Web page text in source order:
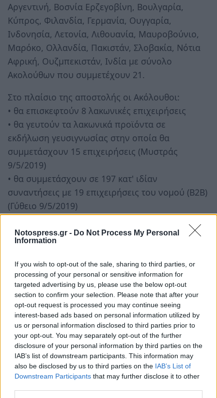
Notospress.gr - Do Not Process My Personal
Information
If you wish to opt-out of the sale, sharing to third parties, or
processing of your personal or sensitive information for
targeted advertising by us, please use the below opt-out
section to confirm your selection. Please note that after your
opt-out request is processed you may continue seeing
interest-based ads based on personal information utilized by
us or personal information disclosed to third parties prior to
your opt-out. You may separately opt-out of the further
disclosure of your personal information by third parties on the
IAB’s list of downstream participants. This information may
also be disclosed by us to third parties on the IAB’s List of
Downstream Participants that may further disclose it to other
Αργεντινή, Βοσνία Ερζεγοβίνη, Βουλγαρία,
Κύπρος, Φιλανδία, Γερμανία, Ουγγαρία,
Ινδονησία, Λετονία, Λιθουανία, Μαυροβούνιο,
Μαρόκο, Ολλανδία, Πακιστάν, Σλοβακία, Νότια
Αφρική, Ουζμπεκιστάν, Ινδία με σύνολο
Ακολούθων που συμμετέχουν 21.
Στο πλαίσιο της αποστολής οι Ακόλουθοι:
• θα επισκεφτούν 8 λακωνικές επιχειρήσεις
• θα γευτούν τα λακωνικά προϊόντα σε
εκδήλωση γευσιγνωσίας στην οποία θα
συμμετάσχουν 15 επιχειρήσεις (Μυστράς
9/5/2019)
• θα συμμετάσχουν σε 197 κατ' ιδίαν
συναντήσεις με 19 επιχειρήσεις του νομού (Β2Β)
(Γύθειο 9/5/2019)
Μυστρά (10 και 11/5 αντίστοιχα)
• θα συμμετάσχουν σε εκδήλωση στο ξενοδοχείο
Κινστέρνα στις 10/05/2019 όπου θα
παρουσιαστεί το επενδυτικό και εξαγωγικό
προφίλ του νομού μας
Ταυτόχρονα, έχει διοργανωθεί:
α) παράλληλη συνεδρία όπου ο κ.
Παπαπαναγιώτου Κώστας, Αναπληρωτής Γενικός
Διευθυντής του Οργανισμού Ασφάλισης
Εξαγωγικών Πιστώσεων θα δεχτεί επιχειρήσεις
που επιθυμούν να ενημερωθούν για τις
υπηρεσίες ασφάλισης που προσφέρει ο